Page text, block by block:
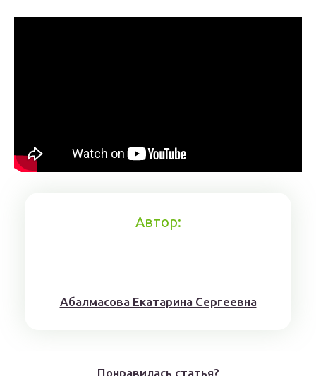
Автор:
Aбaлмaсoвa Eкaтaринa Ceргeeвнa
Понравилась статья?